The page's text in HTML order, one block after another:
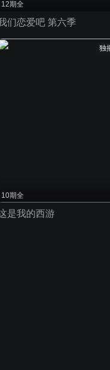
12期全
们恋爱吧 第六季
独
10期全
是我的西游